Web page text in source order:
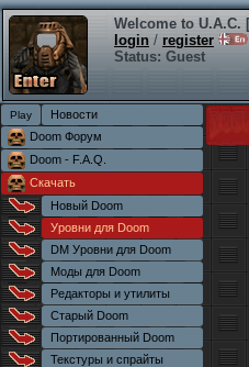
Welcome to U.A.C. [
login / register
Status: Guest
Новости
Doom Форум
Doom - F.A.Q.
Скачать
Новый Doom
Уровни для Doom
DM Уровни для Doom
Моды для Doom
Редакторы и утилиты
Старый Doom
Портированный Doom
Текстуры и спрайты